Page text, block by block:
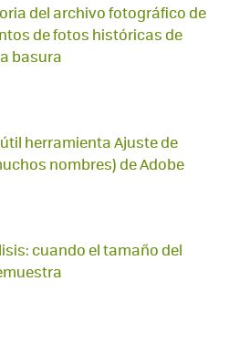
del archivo fotográfico de
de fotos históricas de
basura
herramienta Ajuste de
nombres) de Adobe
cuando el tamaño del